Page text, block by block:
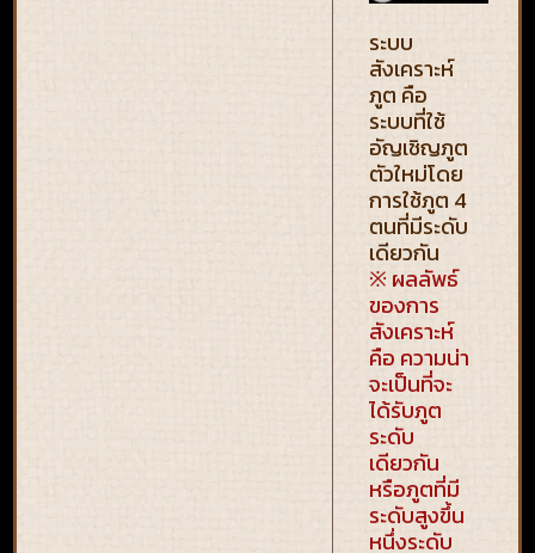
ระบบ
สังเคราะห์
ภูต คือ
ระบบที่ใช้
อัญเชิญภูต
ตัวใหม่โดย
การใช้ภูต 4
ตนที่มีระดับ
เดียวกัน
※ ผลลัพธ์
ของการ
สังเคราะห์
คือ ความน่า
จะเป็นที่จะ
ได้รับภูต
ระดับ
เดียวกัน
หรือภูตที่มี
ระดับสูงขึ้น
หนึ่งระดับ